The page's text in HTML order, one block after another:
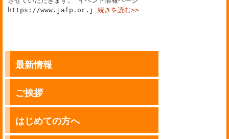
https://www.jafp.or.j 続きを読む>>
最新情報
ご挨拶
はじめての方へ